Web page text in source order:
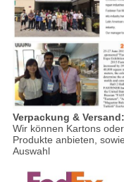
Verpackung & Versand:
Wir können Kartons
Produkte anbieten,
Auswahl